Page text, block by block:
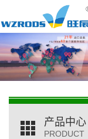
产品中心
PRODUCT